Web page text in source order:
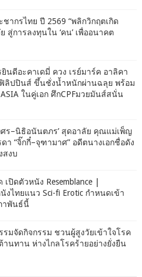
ากรไทย ปี 2569 “พลิกวิกฤตเกิด
สู่การลงทุนใน ‘คน’ เพื่ออนาคต
นดีอะคาเดมี่ ควง เรย์มาร์ค อาลิคา
ลิปปินส์ ขึ้นชั่งน้ำหนักผ่านฉลุย พร้อม
ในคู่เอก ศึกCPFมวยมันส์สนั่น
ศร–นิธิอนันตภร’ สุดอาลัย คุณแม่เพ็ญ
า “จิ๊กกี๋–จุฑามาศ” อดีตนางเอกชื่อดัง
สงบ
ปิดตัวหนัง Resemblance |
ไทยแนว Sci-fi Erotic กำหนดเข้า
าพันธ์นี้
รมจัดกิจกรรม ชวนผู้สูงวัยเข้าใจโรค
านทาน ห่างไกลโรคร้ายอย่างยั่งยืน